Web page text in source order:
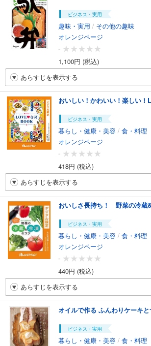
ビジネス・実用
趣味・実用 / その他の趣味
オレンジページ
-
1,100円 (税込)
あらすじを表示する
おいしい！かわいい！楽しい！
ビジネス・実用
暮らし・健康・美容 / 食・料理
オレンジページ
-
418円 (税込)
あらすじを表示する
おいしさ長持ち！ 野菜の冷蔵
ビジネス・実用
暮らし・健康・美容 / 食・料理
オレンジページ
-
440円 (税込)
あらすじを表示する
オイルで作る ふんわりケーキ
ビジネス・実用
暮らし・健康・美容 / 食・料理